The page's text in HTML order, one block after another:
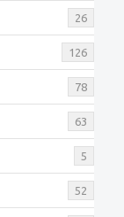
26
126
78
63
5
52